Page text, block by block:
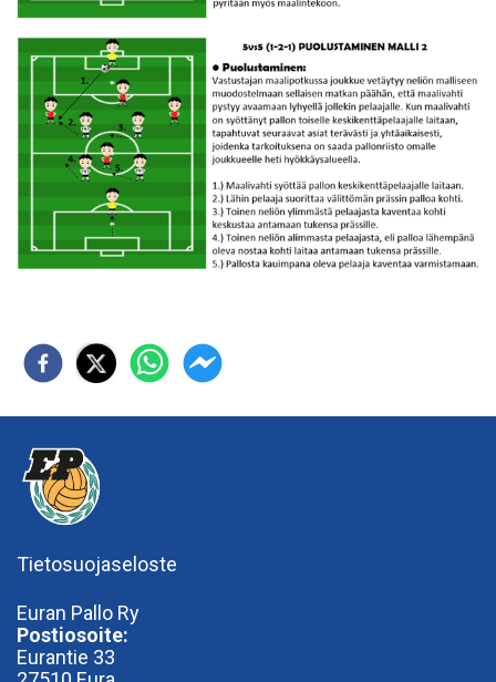
Tietosuojaseloste
Euran Pallo Ry
Postiosoite:
Eurantie 33